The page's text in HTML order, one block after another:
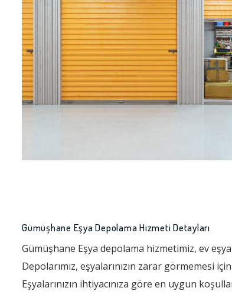
Gümüşhane Eşya Depolama Hizmeti Detayları
Gümüşhane Eşya depolama hizmetimiz, ev
Depolarımız, eşyalarınızın zarar görmemesi
Eşyalarınızın ihtiyacınıza göre en uygun